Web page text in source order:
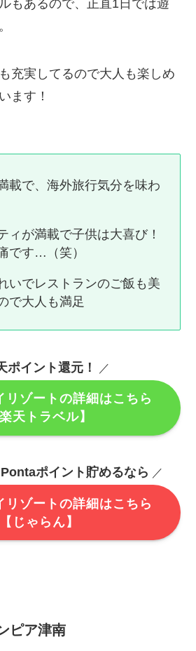
もあるので、正直1日では遊
充実してるので大人も楽しめ
ます！
載で、海外旅行気分を味わ
ィが満載で子供は大喜び！
です…（笑）
いでレストランのご飯も美
で大人も満足
ポイント還元！ ／
リゾートの詳細はこちら
楽天トラベル】
ポイント貯めるなら ／
リゾートの詳細はこちら
【じゃらん】
ピア津南